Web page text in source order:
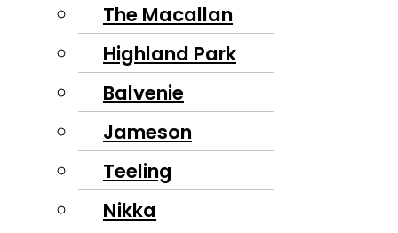
The Macallan
Highland Park
Balvenie
Jameson
Teeling
Nikka